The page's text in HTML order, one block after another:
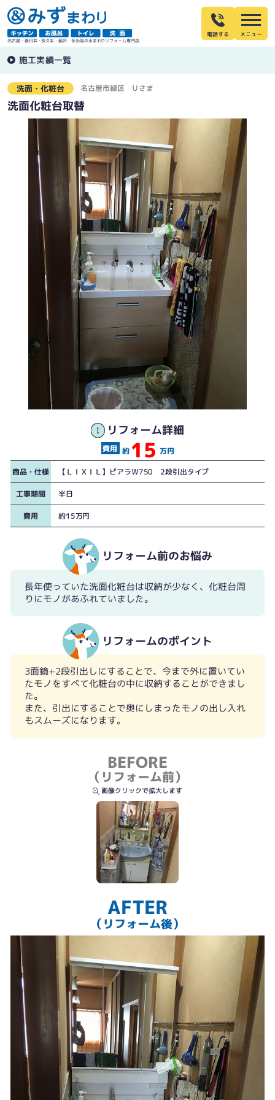
名古屋・春日井・長久手・稲沢・多治見の水まわりリフォーム専門店
電話する
施工実績一覧
洗面・化粧台 名古屋市緑区 Ｕさま
洗面化粧台取替
リフォーム詳細
約 15 万円
商品・仕様
【ＬＩＸＩＬ】ピアラＷ750 2段引出タイプ
工事期間 半日
費用 約15万円
リフォーム前のお悩み
長年使っていた洗面化粧台は収納が少なく、化粧台周
りにモノがあふれていました。
リフォームのポイント
3面鏡+2段引出しにすることで、今まで外に置いてい
たモノをすべて化粧台の中に収納することができまし
た。
また、引出にすることで奥にしまったモノの出し入れ
もスムーズになります。
BEFORE
（リフォーム前）
画像クリックで拡大します
AFTER
（リフォーム後）